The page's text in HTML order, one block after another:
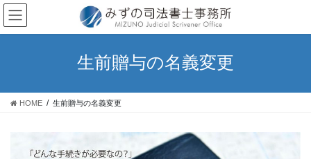
コ
ン
テ
ス
ナ
ビ
ゲ
ン
生前贈与の名義変更
HOME 生前贈与の名義変更